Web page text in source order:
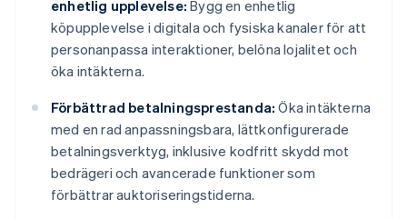
enhetlig upplevelse: Bygg en enhetlig
köpupplevelse i digitala och fysiska kanaler för att
personanpassa interaktioner, belöna lojalitet och
öka intäkterna.
Förbättrad betalningsprestanda: Öka intäkterna
med en rad anpassningsbara, lättkonfigurerade
betalningsverktyg, inklusive kodfritt skydd mot
bedrägeri och avancerade funktioner som
förbättrar auktoriseringstiderna.